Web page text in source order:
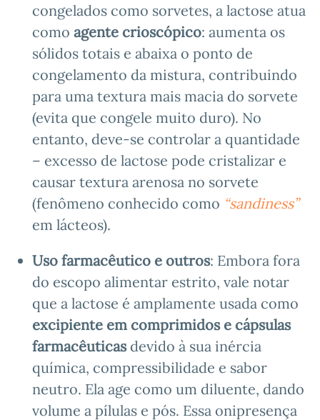
congelados como sorvetes, a lactose atua
como agente crioscópico: aumenta os
sólidos totais e abaixa o ponto de
congelamento da mistura, contribuindo
para uma textura mais macia do sorvete
(evita que congele muito duro). No
entanto, deve-se controlar a quantidade
– excesso de lactose pode cristalizar e
causar textura arenosa no sorvete
(fenômeno conhecido como “sandiness”
em lácteos).
Uso farmacêutico e outros: Embora fora
do escopo alimentar estrito, vale notar
que a lactose é amplamente usada como
excipiente em comprimidos e cápsulas
farmacêuticasdevido à sua inércia
química, compressibilidade e sabor
neutro. Ela age como um diluente, dando
volume a pílulas e pós. Essa onipresença